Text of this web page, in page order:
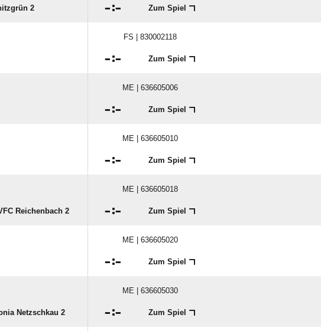
2 : Zum Spiel
FS | 830002118
: Zum Spiel
ME | 636605006
: Zum Spiel
ME | 636605010
: Zum Spiel
ME | 636605018
Reichenbach 2 : Zum Spiel
ME | 636605020
: Zum Spiel
ME | 636605030
Netzschkau 2 : Zum Spiel